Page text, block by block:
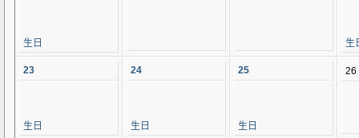
生日 生
23
生日
24
生日
25
生日
26